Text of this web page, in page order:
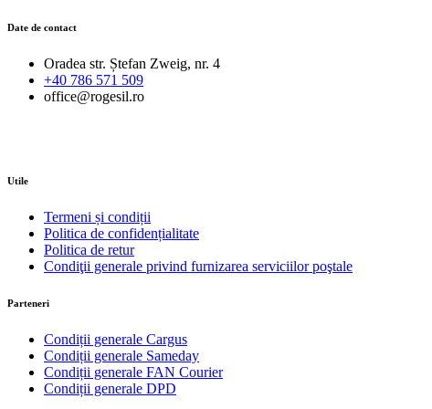
Date de contact
Oradea str. Ștefan Zweig, nr. 4
+40 786 571 509
office@rogesil.ro
Utile
Termeni și condiții
Politica de confidențialitate
Politica de retur
Condiţii generale privind furnizarea serviciilor poştale
Parteneri
Condiții generale Cargus
Condiții generale Sameday
Condiții generale FAN Courier
Condiții generale DPD